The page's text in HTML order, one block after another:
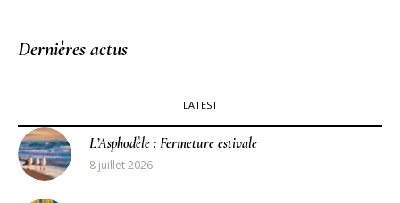
Dernières actus
LATEST
L’Asphodèle : Fermeture estivale
8 juillet 2026